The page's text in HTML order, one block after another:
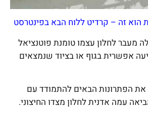
הוא זה – קרדיט ללוח הבא בפינטרסט
מעבר לחלון עצמו טומנת פוטנציאל
אפשרית בגוף או בציוד שנמצאים
את הפתרונות הבאים להתמודד עם
עמה אדנית לחלון מצדו החיצוני.